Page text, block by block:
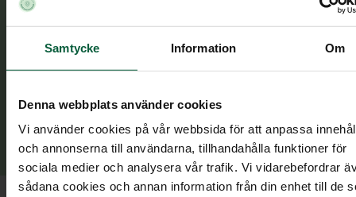
Samtycke Information Om
Denna webbplats använder cookies
Vi använder cookies på vår webbsida för att anpassa
och annonserna till användarna, tillhandahålla funktioner för
sociala medier och analysera vår trafik. Vi vidarebefordrar
sådana cookies och annan information från din enhet till de